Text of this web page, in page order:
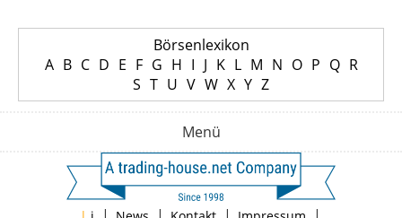
Börsenlexikon
A B C D E F G H I J K L M N O P Q R
S T U V W X Y Z
Menü